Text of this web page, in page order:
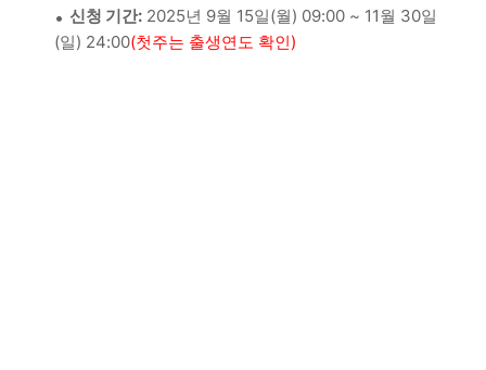
신청 기간: 2025년 9월 15일(월) 09:00 ~ 11월 30일
(일) 24:00(첫주는 출생연도 확인)